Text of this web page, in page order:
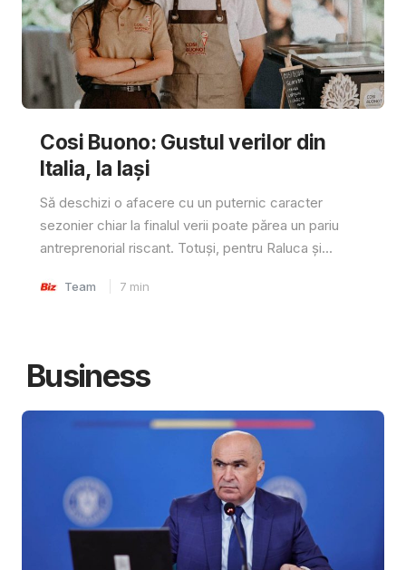
Cosi Buono: Gustul verilor din
Italia, la Iași
Să deschizi o afacere cu un puternic caracter
sezonier chiar la finalul verii poate părea un pariu
antreprenorial riscant. Totuși, pentru Raluca și...
Team 7 min
Business